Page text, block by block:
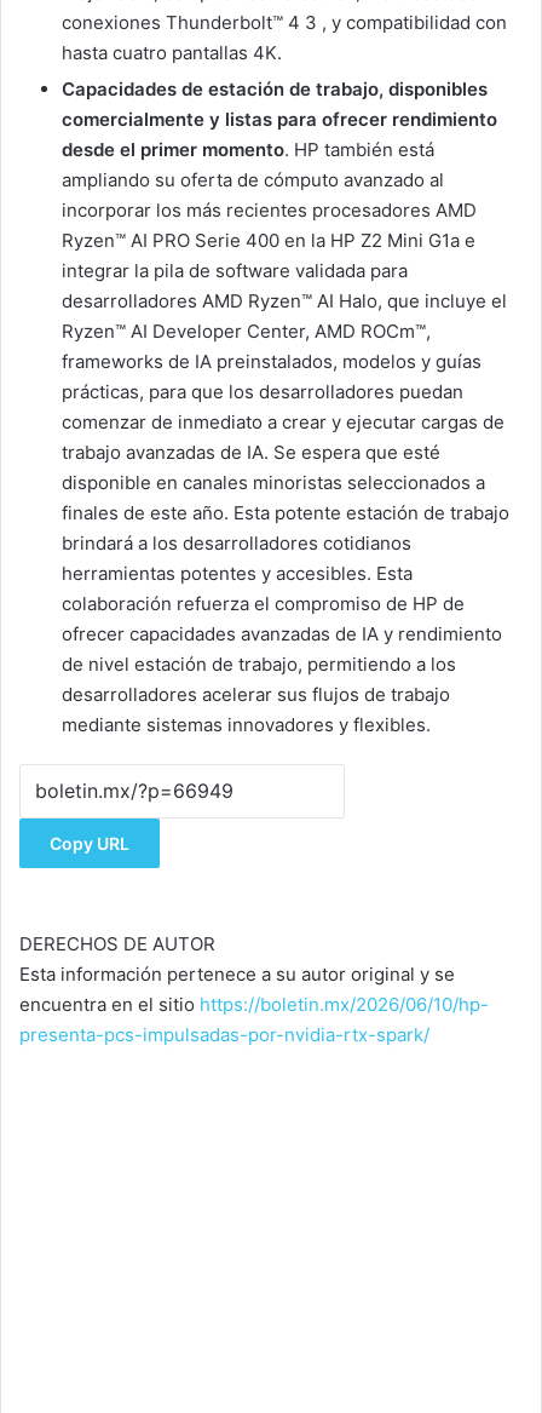
conexiones Thunderbolt™ 4 3 , y compatibilidad con
hasta cuatro pantallas 4K.
Capacidades de estación de trabajo, disponibles
comercialmente y listas para ofrecer rendimiento
desde el primer momento. HP también está
ampliando su oferta de cómputo avanzado al
incorporar los más recientes procesadores AMD
Ryzen™ AI PRO Serie 400 en la HP Z2 Mini G1a e
integrar la pila de software validada para
desarrolladores AMD Ryzen™ AI Halo, que incluye el
Ryzen™ AI Developer Center, AMD ROCm™,
frameworks de IA preinstalados, modelos y guías
prácticas, para que los desarrolladores puedan
comenzar de inmediato a crear y ejecutar cargas de
trabajo avanzadas de IA. Se espera que esté
disponible en canales minoristas seleccionados a
finales de este año. Esta potente estación de trabajo
brindará a los desarrolladores cotidianos
herramientas potentes y accesibles. Esta
colaboración refuerza el compromiso de HP de
ofrecer capacidades avanzadas de IA y rendimiento
de nivel estación de trabajo, permitiendo a los
desarrolladores acelerar sus flujos de trabajo
mediante sistemas innovadores y flexibles.
Copy URL
DERECHOS DE AUTOR
Esta información pertenece a su autor original y se
encuentra en el sitio https://boletin.mx/2026/06/10/hp-
presenta-pcs-impulsadas-por-nvidia-rtx-spark/